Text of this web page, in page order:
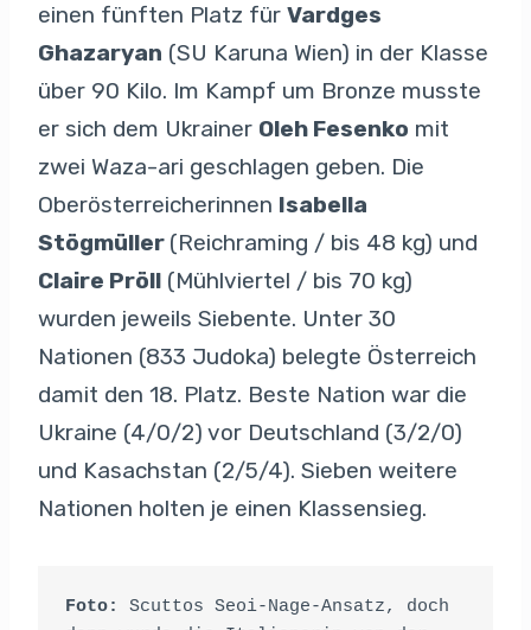
einen fünften Platz für Vardges
Ghazaryan (SU Karuna Wien) in der Klasse
über 90 Kilo. Im Kampf um Bronze musste
er sich dem Ukrainer Oleh Fesenko mit
zwei Waza-ari geschlagen geben. Die
Oberösterreicherinnen Isabella
Stögmüller (Reichraming / bis 48 kg) und
Claire Pröll (Mühlviertel / bis 70 kg)
wurden jeweils Siebente. Unter 30
Nationen (833 Judoka) belegte Österreich
damit den 18. Platz. Beste Nation war die
Ukraine (4/0/2) vor Deutschland (3/2/0)
und Kasachstan (2/5/4). Sieben weitere
Nationen holten je einen Klassensieg.
Foto:
Scuttos Seoi-Nage-Ansatz, doch